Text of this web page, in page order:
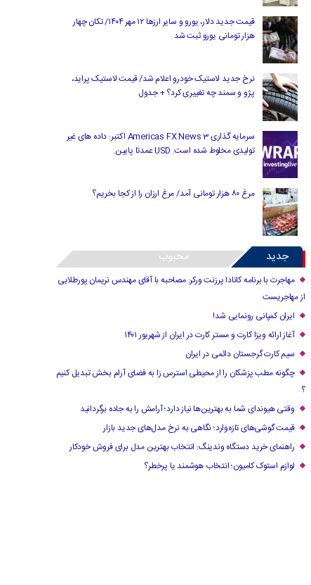
قیمت جدید دلار، یورو و سایر ارزها ۱۲ مهر ۱۴۰۴/ تکان چهار
هزار تومانی یورو ثبت شد
نرخ جدید لاستیک خودرو اعلام شد/ قیمت لاستیک پراید،
پژو و سمند چه تغییری کرد؟ + جدول
سرمایه گذاری Americas FX News 3 اکتبر: داده های غیر
تولیدی مخلوط شده است. USD عمدتا پایین.
مرغ ۸۰ هزار تومانی آمد/ مرغ ارزان را از کجا بخریم؟
جدید محبوب
مهاجرت با برنامه کانادا پرزنت ورکر: مصاحبه با آقای مهندس نریمان پورطلایی
از مهاجریست
ایران کمپانی رونمایی شد!
آغاز ارائه ویزا کارت و مستر کارت در ایران از شهریور ۱۴۰۱
سیم کارت گرجستان دائمی در ایران
چگونه مطب پزشکان را از محیطی استرس زا به فضای آرام بخش تبدیل کنیم
؟
وقتی هیوندای شما به بهترین‌ها نیاز دارد؛ آرامش را به جاده برگردانید
قیمت گوشی‌های تازه‌وارد؛ نگاهی به نرخ مدل‌های جدید بازار
راهنمای خرید دستگاه وندینگ: انتخاب بهترین مدل برای فروش خودکار
لوازم استوک کامیون؛ انتخاب هوشمند یا پرخطر؟